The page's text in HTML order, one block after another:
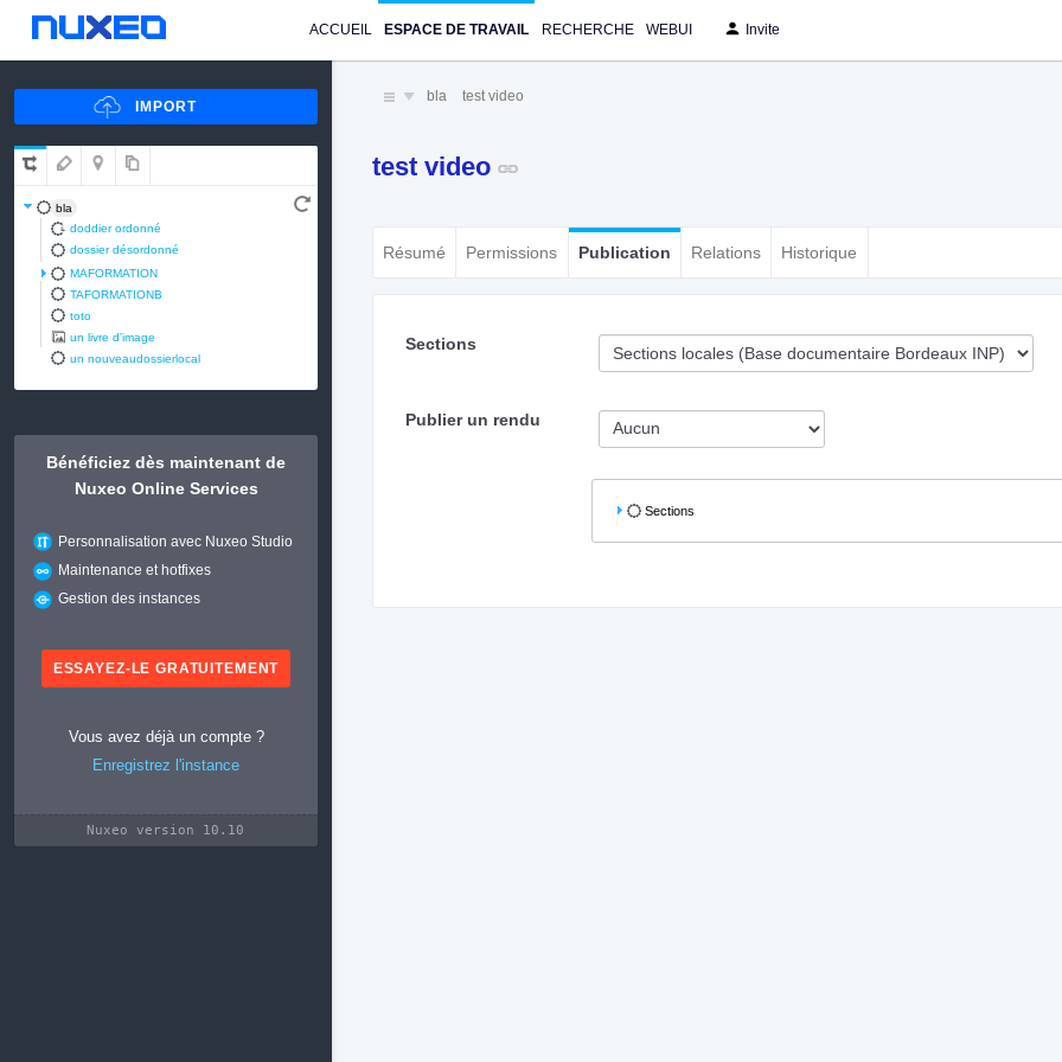
ACCUEIL ESPACE DE TRAVAIL RECHERCHE WEBUI Invite
bla
doddier ordonné
dossier désordonné
MAFORMATION
TAFORMATIONB
toto
un livre d'image
un nouveaudossierlocal
Bénéficiez dès maintenant de
Nuxeo Online Services
Personnalisation avec Nuxeo Studio
Maintenance et hotfixes
Gestion des instances
ESSAYEZ-LE GRATUITEMENT
Vous avez déjà un compte ?
Enregistrez l'instance
Nuxeo version 10.10
bla test video
test video
Résumé Permissions Publication Relations Historique
Sections
Publier un rendu
Sections